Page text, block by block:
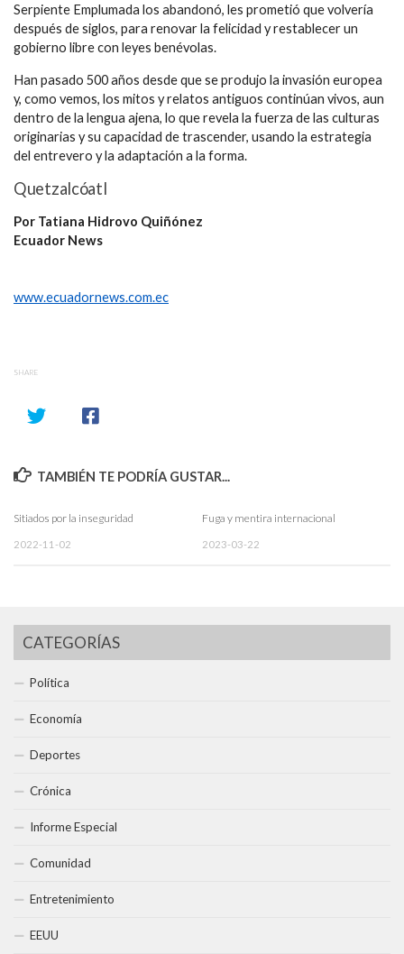
Serpiente Emplumada los abandonó, les prometió que volvería
después de siglos, para renovar la felicidad y restablecer un
gobierno libre con leyes benévolas.
Han pasado 500 años desde que se produjo la invasión europea
y, como vemos, los mitos y relatos antiguos continúan vivos, aun
dentro de la lengua ajena, lo que revela la fuerza de las culturas
originarias y su capacidad de trascender, usando la estrategia
del entrevero y la adaptación a la forma.
Quetzalcóatl
Por Tatiana Hidrovo Quiñónez
Ecuador News
www.ecuadornews.com.ec
SHARE
TAMBIÉN TE PODRÍA GUSTAR...
Sitiados por la inseguridad
2022-11-02
Fuga y mentira internacional
2023-03-22
CATEGORÍAS
Política
Economía
Deportes
Crónica
Informe Especial
Comunidad
Entretenimiento
EEUU